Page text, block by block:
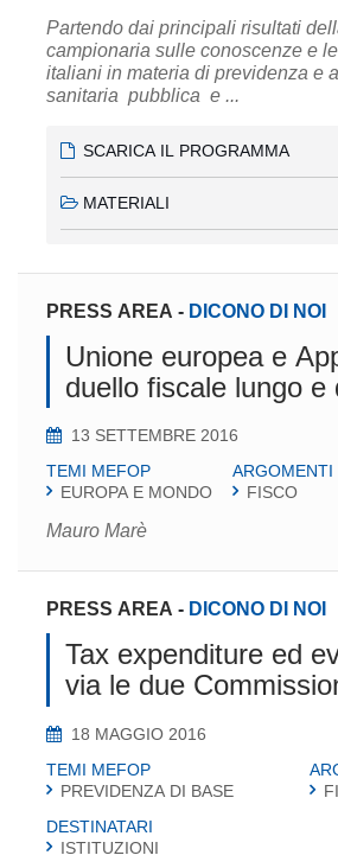
Partendo dai principali risultati
campionaria sulle conoscenze e
italiani in materia di previdenza e
sanitaria pubblica e ...
SCARICA IL PROGRAMMA
MATERIALI
PRESS AREA - DICONO DI NOI
Unione europea e
duello fiscale lungo e
13 SETTEMBRE 2016
TEMI MEFOP
EUROPA E MONDO
ARGOMENTI
FISCO
Mauro Marè
PRESS AREA - DICONO DI NOI
Tax expenditure ed
via le due
18 MAGGIO 2016
TEMI MEFOP
PREVIDENZA DI BASE
DESTINATARI
ISTITUZIONI